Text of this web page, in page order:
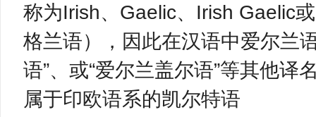
称为Irish、Gaelic、Irish Gaelic
格兰语），因此在汉语中爱尔兰
语”、或“爱尔兰盖尔语”等其他译
属于印欧语系的凯尔特语